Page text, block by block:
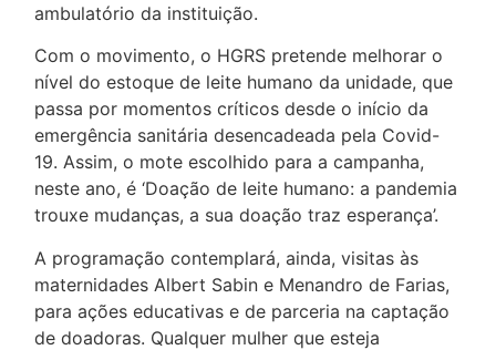
ambulatório da instituição.
Com o movimento, o HGRS pretende melhorar o
nível do estoque de leite humano da unidade, que
passa por momentos críticos desde o início da
emergência sanitária desencadeada pela Covid-
19. Assim, o mote escolhido para a campanha,
neste ano, é ‘Doação de leite humano: a pandemia
trouxe mudanças, a sua doação traz esperança’.
A programação contemplará, ainda, visitas às
maternidades Albert Sabin e Menandro de Farias,
para ações educativas e de parceria na captação
de doadoras. Qualquer mulher que esteja